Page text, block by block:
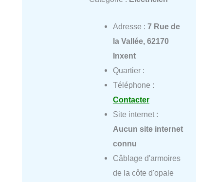
Adresse : 7 Rue de
la Vallée, 62170
Inxent
Quartier :
Téléphone :
Contacter
Site internet :
Aucun site internet
connu
Câblage d'armoires
de la côte d'opale